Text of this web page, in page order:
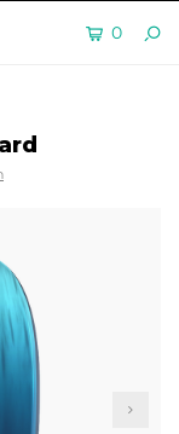
0